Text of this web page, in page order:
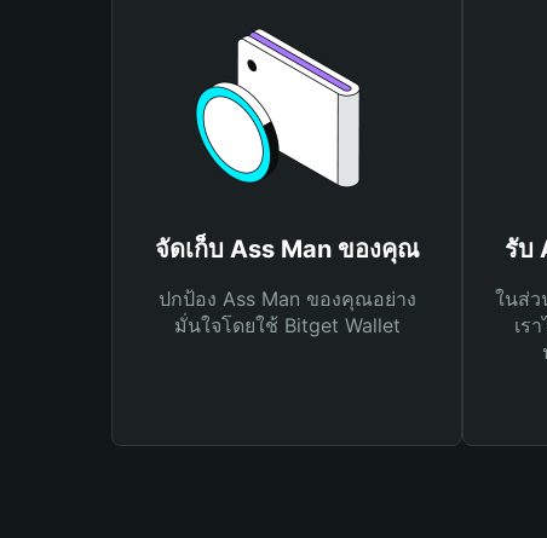
จัดเก็บ Ass Man ของคุณ
ปกป้อง Ass Man ของคุณอย่าง
มั่นใจโดยใช้ Bitget Wallet
รับ
ในส่ว
เร